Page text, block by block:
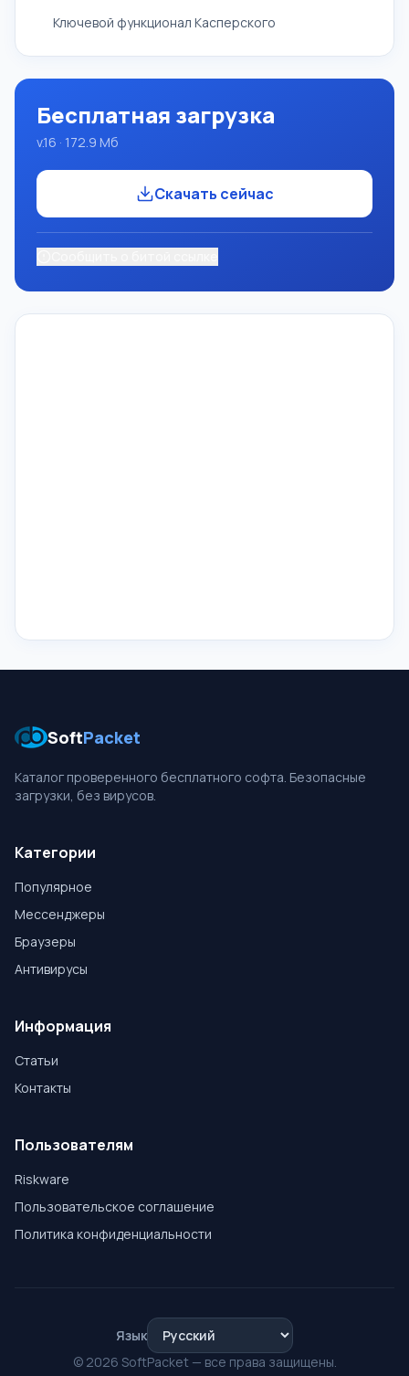
Ключевой функционал Касперского
Бесплатная загрузка
v.16 · 172.9 Mб
Скачать сейчас
SoftPacket
Каталог проверенного бесплатного софта. Безопасные
загрузки, без вирусов.
Категории
Популярное
Мессенджеры
Браузеры
Антивирусы
Информация
Статьи
Контакты
Пользователям
Riskware
Пользовательское соглашение
Политика конфиденциальности
Язык
© 2026 SoftPacket — все права защищены.